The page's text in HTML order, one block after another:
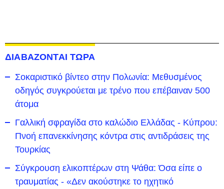
ΔΙΑΒΑΖΟΝΤΑΙ ΤΩΡΑ
Σοκαριστικό βίντεο στην Πολωνία: Μεθυσμένος
οδηγός συγκρούεται με τρένο που επέβαιναν 500
άτομα
Γαλλική σφραγίδα στο καλώδιο Ελλάδας - Κύπρου:
Πνοή επανεκκίνησης κόντρα στις αντιδράσεις της
Τουρκίας
Σύγκρουση ελικοπτέρων στη Ψάθα: Όσα είπε ο
τραυματίας - «Δεν ακούστηκε το ηχητικό